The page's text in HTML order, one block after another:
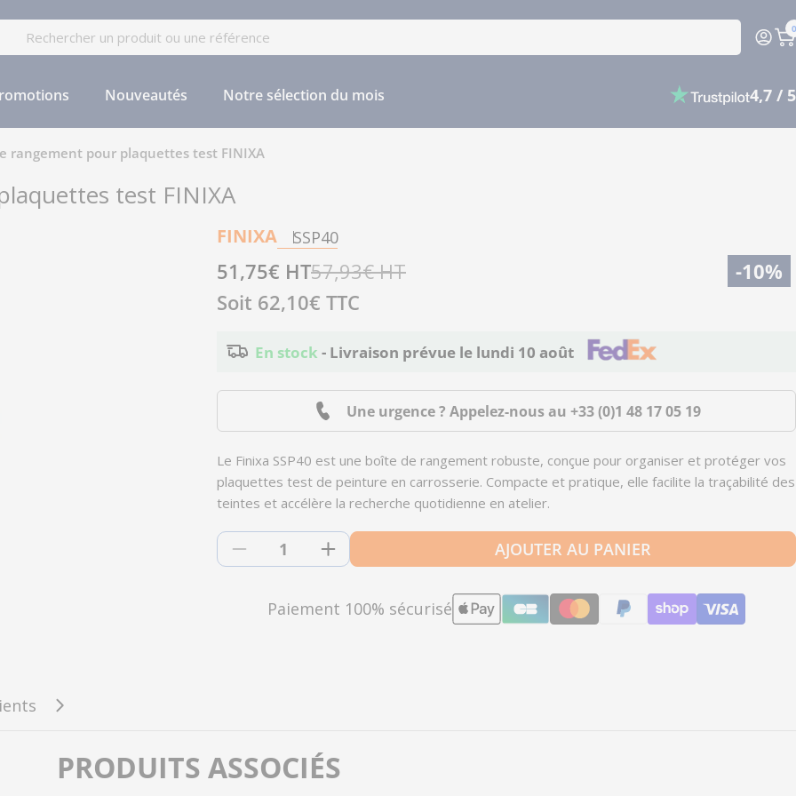
0
Nouveautés Notre sélection du mois 4,7 / 5
rangement pour plaquettes test FINIXA
test FINIXA
FINIXA SSP40
Prix
de
vente
51,75€ HT
Prix
régulier
57,93€ HT
-10%
Soit 62,10€ TTC
En stock - Livraison prévue le lundi 10 août
Une urgence ? Appelez-nous au +33 (0)1 48 17 05 19
Le Finixa SSP40 est une boîte de rangement robuste, conçue pour organiser et protéger vos
plaquettes test de peinture en carrosserie. Compacte et pratique, elle facilite la traçabilité des
teintes et accélère la recherche quotidienne en atelier.
Quantité
Diminuer la quantité pour SSP40 - Système de rangement pour
Augmenter la quantité pour SSP40 - Système de
AJOUTER AU PANIER
Paiement 100% sécurisé
Modes
PRODUITS ASSOCIÉS